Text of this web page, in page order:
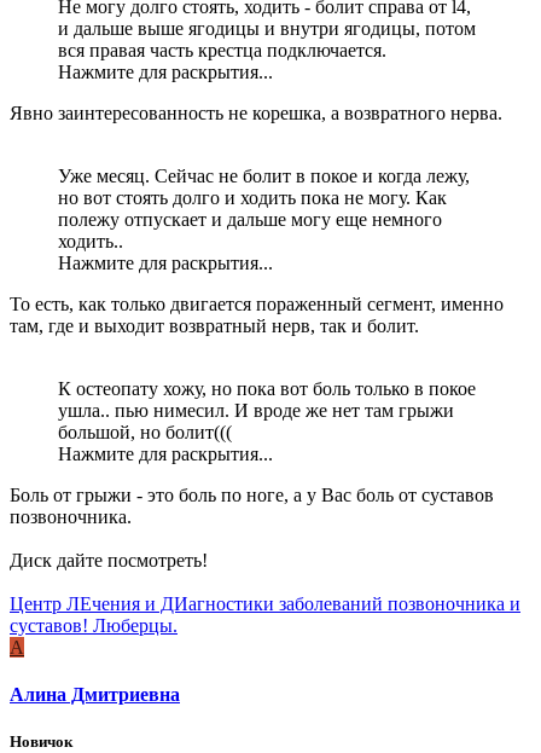
Не могу долго стоять, ходить - болит справа от l4,
и дальше выше ягодицы и внутри ягодицы, потом
вся правая часть крестца подключается.
Нажмите для раскрытия...
Явно заинтересованность не корешка, а возвратного нерва.
Уже месяц. Сейчас не болит в покое и когда лежу,
но вот стоять долго и ходить пока не могу. Как
полежу отпускает и дальше могу еще немного
ходить..
Нажмите для раскрытия...
То есть, как только двигается пораженный сегмент, именно
там, где и выходит возвратный нерв, так и болит.
К остеопату хожу, но пока вот боль только в покое
ушла.. пью нимесил. И вроде же нет там грыжи
большой, но болит(((
Нажмите для раскрытия...
Боль от грыжи - это боль по ноге, а у Вас боль от суставов
позвоночника.
Диск дайте посмотреть!
Центр ЛЕчения и ДИагностики заболеваний позвоночника и
суставов! Люберцы.
А
Алина Дмитриевна
Новичок